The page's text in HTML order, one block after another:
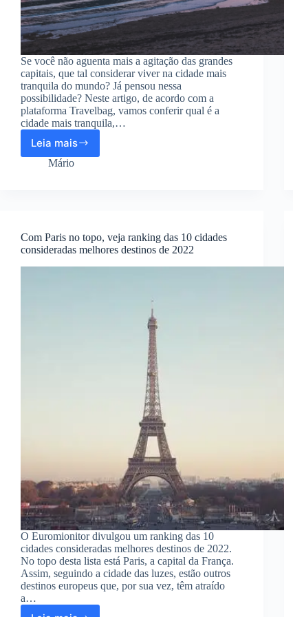
Se você não aguenta mais a agitação das grandes
capitais, que tal considerar viver na cidade mais
tranquila do mundo? Já pensou nessa
possibilidade? Neste artigo, de acordo com a
plataforma Travelbag, vamos conferir qual é a
cidade mais tranquila,…
Leia maisDescubra
qual
do
mundo
Mário
Com Paris no topo, veja ranking das 10 cidades
consideradas melhores destinos de 2022
O Euromionitor divulgou um ranking das 10
cidades consideradas melhores destinos de 2022.
No topo desta lista está Paris, a capital da França.
Assim, seguindo a cidade das luzes, estão outros
destinos europeus que, por sua vez, têm atraído
a…